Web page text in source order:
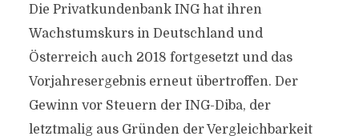
Die Privatkundenbank ING hat ihren
Wachstumskurs in Deutschland und
Österreich auch 2018 fortgesetzt und das
Vorjahresergebnis erneut übertroffen. Der
Gewinn vor Steuern der ING-Diba, der
letztmalig aus Gründen der Vergleichbarkeit